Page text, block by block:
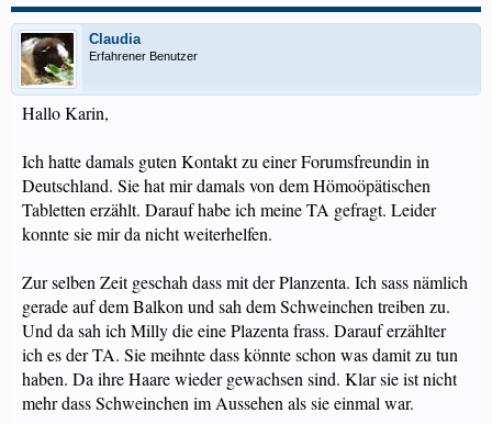
Claudia
Erfahrener Benutzer
Hallo Karin,
Ich hatte damals guten Kontakt zu einer Forumsfreundin in
Deutschland. Sie hat mir damals von dem Hömoöpätischen
Tabletten erzählt. Darauf habe ich meine TA gefragt. Leider
konnte sie mir da nicht weiterhelfen.
Zur selben Zeit geschah dass mit der Planzenta. Ich sass nämlich
gerade auf dem Balkon und sah dem Schweinchen treiben zu.
Und da sah ich Milly die eine Plazenta frass. Darauf erzählter
ich es der TA. Sie meihnte dass könnte schon was damit zu tun
haben. Da ihre Haare wieder gewachsen sind. Klar sie ist nicht
mehr dass Schweinchen im Aussehen als sie einmal war.